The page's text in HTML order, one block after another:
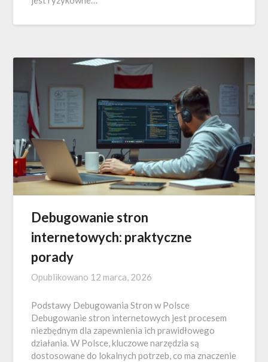
Debugowanie stron
internetowych: praktyczne
porady
Opublikowano 12 marca, 2026
Podstawy Debugowania Stron w Polsce
Debugowanie stron internetowych jest procesem
niezbędnym dla zapewnienia ich prawidłowego
działania. W Polsce, kluczowe narzędzia są
dostosowane do lokalnych potrzeb, co ma znaczenie